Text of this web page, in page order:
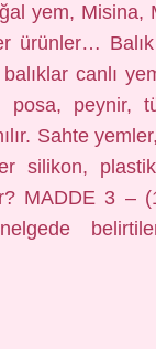
yem, Misina,
ürünler…
canlı
posa, peynir,
Sahte
silikon,
MADDE 3